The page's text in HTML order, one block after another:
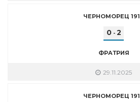
ЧЕРНОМОРЕЦ
0- 2
ФРАТРИЯ
29.11.2025
ЧЕРНОМОРЕЦ